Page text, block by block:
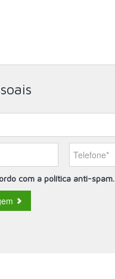
com a política anti-spam.